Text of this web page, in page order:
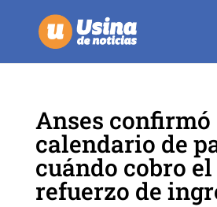
Anses confirmó
calendario de
cuándo cobro
refuerzo de